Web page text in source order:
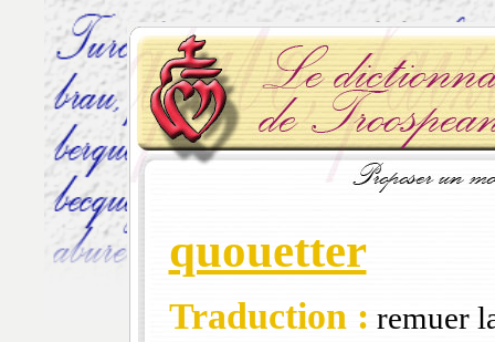
quouetter
Traduction : remuer